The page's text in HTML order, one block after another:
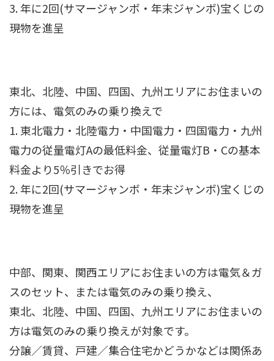
3. 年に2回(サマージャンボ・年末ジャンボ)宝くじの
現物を進呈
東北、北陸、中国、四国、九州エリアにお住まいの
方には、電気のみの乗り換えで
1. 東北電力・北陸電力・中国電力・四国電力・九州
電力の従量電灯Aの最低料金、従量電灯B・Cの基本
料金より5％引きでお得
2. 年に2回(サマージャンボ・年末ジャンボ)宝くじの
現物を進呈
中部、関東、関西エリアにお住まいの方は電気＆ガ
スのセット、または電気のみの乗り換え、
東北、北陸、中国、四国、九州エリアにお住まいの
方は電気のみの乗り換えが対象です。
分譲／賃貸、戸建／集合住宅かどうかなどは関係あ